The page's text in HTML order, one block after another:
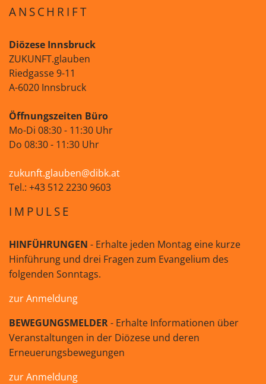
ANSCHRIFT
Diözese Innsbruck
ZUKUNFT.glauben
Riedgasse 9-11
A-6020 Innsbruck
Öffnungszeiten Büro
Mo-Di 08:30 - 11:30 Uhr
Do 08:30 - 11:30 Uhr
zukunft.glauben@dibk.at
Tel.: +43 512 2230 9603
IMPULSE
HINFÜHRUNGEN - Erhalte jeden Montag eine kurze
Hinführung und drei Fragen zum Evangelium des
folgenden Sonntags.
zur Anmeldung
BEWEGUNGSMELDER- Erhalte Informationen über
Veranstaltungen in der Diözese und deren
Erneuerungsbewegungen
zur Anmeldung